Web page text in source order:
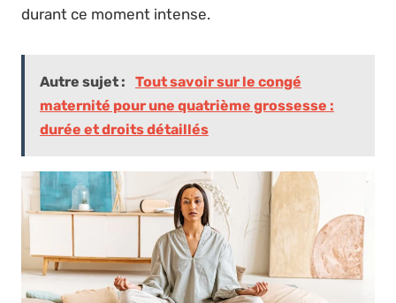
durant ce moment intense.
Autre sujet :
Tout savoir sur le congé
maternité pour une quatrième grossesse :
durée et droits détaillés